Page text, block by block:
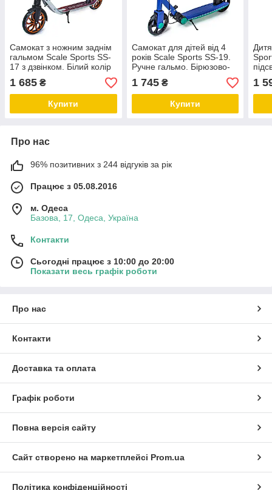
Самокат з ножним заднім
гальмом Scale Sports SS-
17 з дзвінком. Білий колір
1 685 ₴
Купити
Самокат для дітей від 4
років Scale Sports SS-19.
Ручне гальмо. Бірюзово-
синій колір
1 745₴
Купити
1
Про нас
96% позитивних з 244 відгуків за рік
Працює з 05.08.2016
м. Одеса
Базова, 17, Одеса, Україна
Контакти
Сьогодні працює з 10:00 до 20:00
Показати весь графік роботи
Про нас
Контакти
Доставка та оплата
Графік роботи
Повна версія сайту
Сайт створено на маркетплейсі Prom.ua
Політика конфіденційності